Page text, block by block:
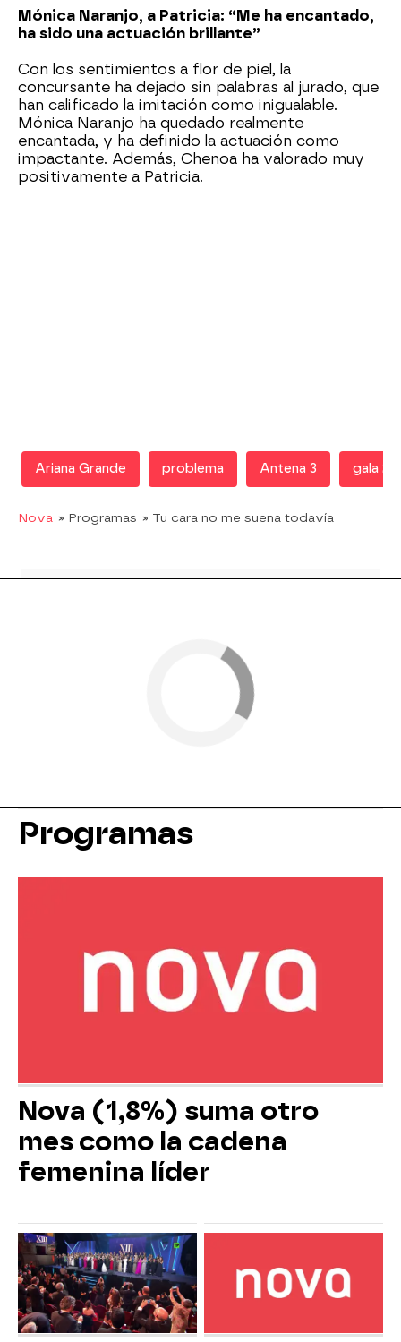
Mónica Naranjo, a Patricia: “Me ha encantado,
ha sido una actuación brillante”
Con los sentimientos a flor de piel, la
concursante ha dejado sin palabras al jurado, que
han calificado la imitación como inigualable.
Mónica Naranjo ha quedado realmente
encantada, y ha definido la actuación como
impactante. Además, Chenoa ha valorado muy
positivamente a Patricia.
Ariana Grande problema Antena 3 gala 2
Nova » Programas » Tu cara no me suena todavía
Programas
Nova (1,8%) suma otro
mes como la cadena
femenina líder